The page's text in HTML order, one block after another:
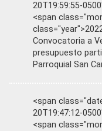
20T19:59:55-
<span
Convocatoria a
presupuesto
Parroquial San
<span
20T19:47:12-
<span